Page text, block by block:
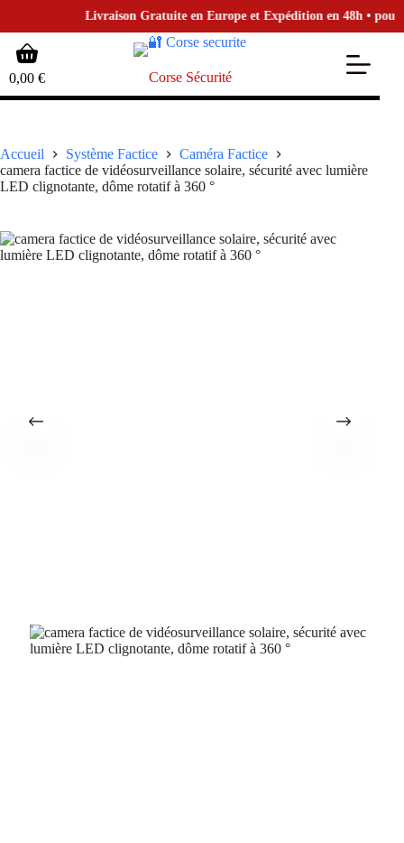
Livraison Gratuite en Europe et Expédition en 48h • pour
contenu
Panier
d’achat
0,00 € Corse Sécurité
Accueil Système Factice
Caméra Factice
camera factice de vidéosurveillance solaire, sécurité avec lumière
LED clignotante, dôme rotatif à 360 °